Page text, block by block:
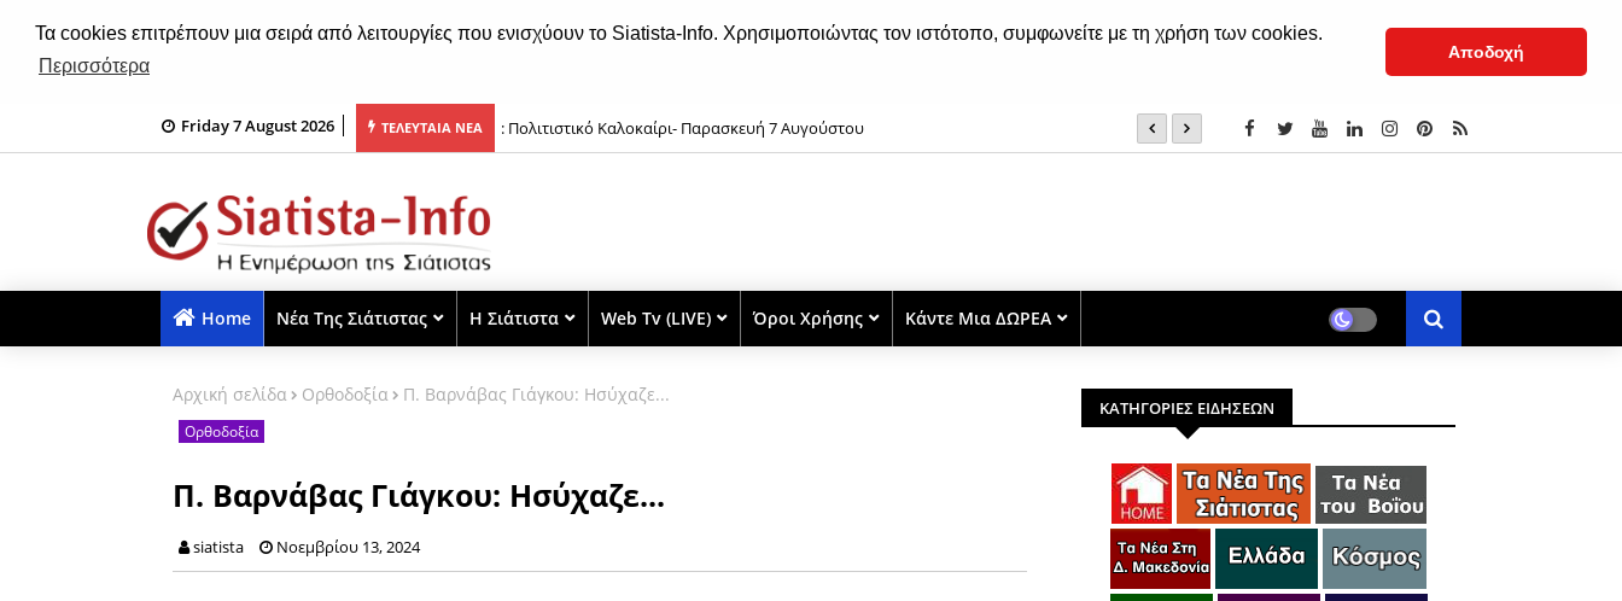
Τα cookies επιτρέπουν μια σειρά από λειτουργίες που ενισχύουν το Siatista-Info. Χρησιμοποιώντας τον ιστότοπο, συμφωνείτε με τη χρήση των cookies.
Περισσότερα
Αποδοχή
Friday 7 August 2026 ΤΕΛΕΥΤΑΙΑ ΝΕΑ : Πολιτιστικό Καλοκαίρι- Παρασκευή 7 Αυγούστου 7 Αυγούστου: Όσιος Nικάνωρ o θαυματoυργός
Home Νέα Της Σιάτιστας Η Σιάτιστα Web Tv (LIVE) Όροι Χρήσης Κάντε Μια ΔΩΡΕΑ
Αρχική σελίδα Ορθοδοξία Π. Βαρνάβας Γιάγκου: Ησύχαζε...
Ορθοδοξία
Π. Βαρνάβας Γιάγκου: Ησύχαζε...
siatista Νοεμβρίου 13, 2024
ΚΑΤΗΓΟΡΙΕΣ ΕΙΔΗΣΕΩΝ